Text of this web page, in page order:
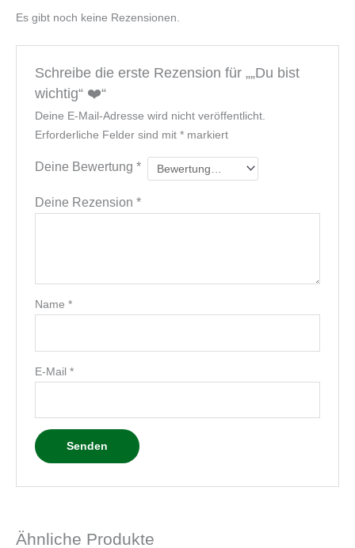
Es gibt noch keine Rezensionen.
Schreibe die erste Rezension für „„Du bist
wichtig“ ❤️“
Deine E-Mail-Adresse wird nicht veröffentlicht.
Erforderliche Felder sind mit *markiert
Deine Bewertung *
Deine Rezension *
Name *
E-Mail *
Ähnliche Produkte